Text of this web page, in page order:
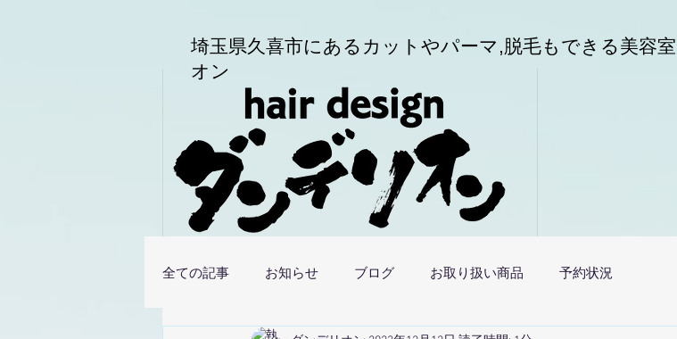
埼玉県久喜市にある カットやパーマ,脱毛もできる美容室
オン
全ての記事 お知らせ ブログ お取り扱い商品 予約状況